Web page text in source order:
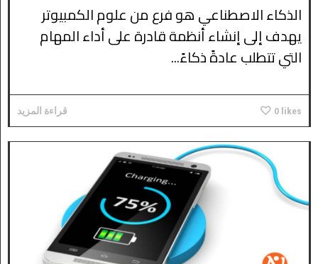
الذكاء الاصطناعي هو فرع من علوم الكمبيوتر
يهدف إلى إنشاء أنظمة قادرة على أداء المهام
التي تتطلب عادةً ذكاءً...
0 likes قراءة المزيد